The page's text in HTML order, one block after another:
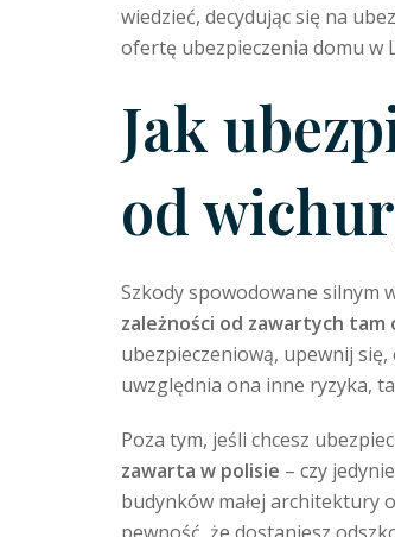
wiedzieć, decydując się na
ofertę ubezpieczenia domu w
Jak
od
Szkody spowodowane silnym
zależności od zawartych
ubezpieczeniową, upewnij
uwzględnia ona inne ryzyka,
Poza tym, jeśli chcesz
zawarta w polisie – czy
budynków małej architektury